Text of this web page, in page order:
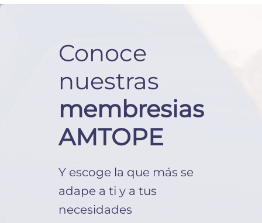
Conoce
nuestras
membresias
AMTOPE
Y escoge la que más se
adape a ti y a tus
necesidades